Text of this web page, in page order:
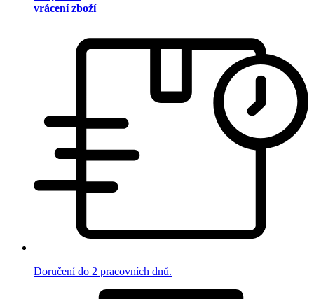
vrácení zboží
Doručení do 2 pracovních dnů.